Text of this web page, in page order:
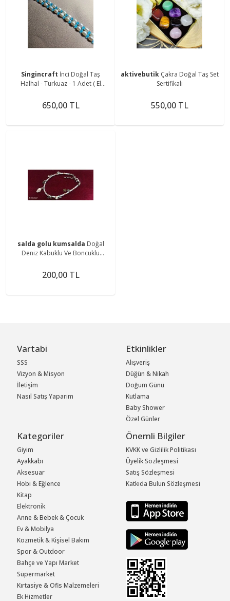
Singincraft İnci Doğal Taş
Halhal - Turkuaz - 1 Adet ( El
650,00 TL
aktivebutik Çakra Doğal Taş Set
Sertifikalı
550,00 TL
salda golu kumsalda Doğal
Deniz Kabuklu Ve Boncuklu
200,00 TL
Vartabi
SSS
Vizyon & Misyon
İletişim
Nasıl Satış Yaparım
Etkinlikler
Alışveriş
Düğün & Nikah
Doğum Günü
Kutlama
Baby Shower
Özel Günler
Kategoriler
Giyim
Ayakkabı
Aksesuar
Hobi & Eğlence
Kitap
Elektronik
Anne & Bebek & Çocuk
Ev & Mobilya
Kozmetik & Kişisel Bakım
Spor & Outdoor
Bahçe ve Yapı Market
Süpermarket
Kırtasiye & Ofis Malzemeleri
Ek Hizmetler
Önemli Bilgiler
KVKK ve Gizlilik Politikası
Üyelik Sözleşmesi
Satış Sözleşmesi
Katkıda Bulun Sözleşmesi